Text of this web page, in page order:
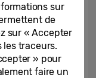
consolide
en matière d’IA
sur
de
sur « Accepter
traceurs.
» pour
faire un